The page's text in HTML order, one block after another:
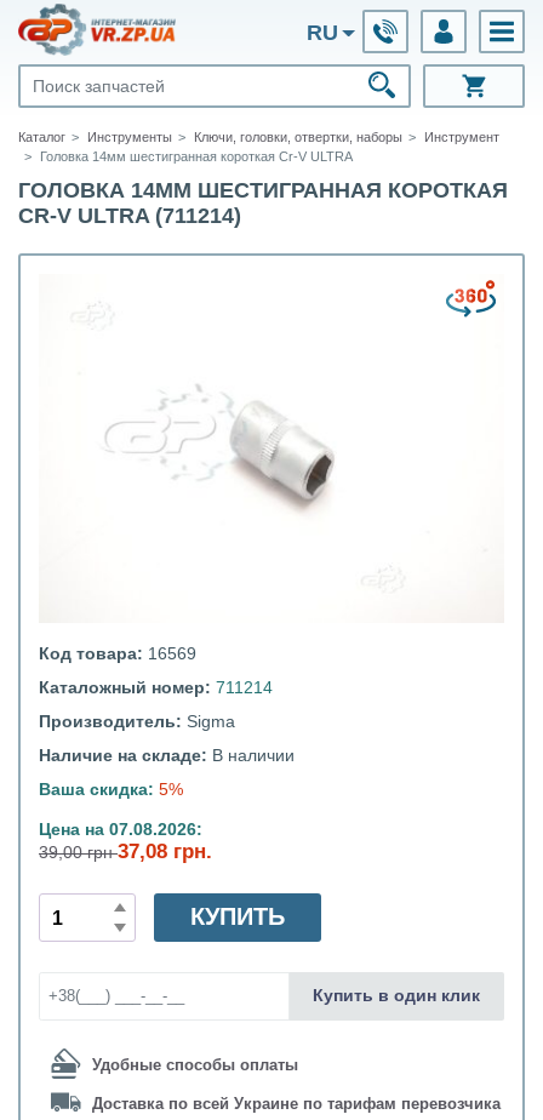
RU
Каталог Инструменты Ключи, головки, отвертки, наборы
Инструмент
Головка 14мм шестигранная короткая Cr-V ULTRA
ГОЛОВКА 14ММ ШЕСТИГРАННАЯ КОРОТКАЯ
CR-V ULTRA (711214)
Код товара: 16569
Каталожный номер: 711214
Производитель: Sigma
Наличие на складе: В наличии
Ваша скидка: 5%
Цена на 07.08.2026:
39,00 грн37,08 грн.
Удобные способы оплаты
Доставка по всей Украине по тарифам перевозчика
КУПИТЬ
Купить в один клик